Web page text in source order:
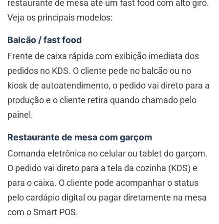
restaurante de mesa até um fast food com alto giro.
Veja os principais modelos:
Balcão / fast food
Frente de caixa rápida com exibição imediata dos
pedidos no KDS. O cliente pede no balcão ou no
kiosk de autoatendimento, o pedido vai direto para a
produção e o cliente retira quando chamado pelo
painel.
Restaurante de mesa com garçom
Comanda eletrônica no celular ou tablet do garçom.
O pedido vai direto para a tela da cozinha (KDS) e
para o caixa. O cliente pode acompanhar o status
pelo cardápio digital ou pagar diretamente na mesa
com o Smart POS.